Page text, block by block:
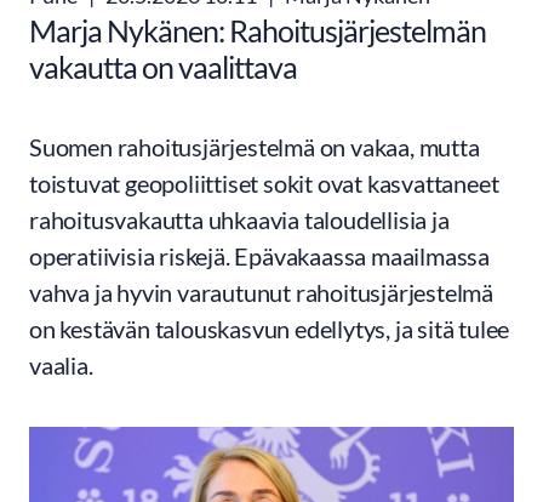
Marja Nykänen: Rahoitusjärjestelmän
vakautta on vaalittava
Suomen rahoitusjärjestelmä on vakaa, mutta
toistuvat geopoliittiset sokit ovat kasvattaneet
rahoitusvakautta uhkaavia taloudellisia ja
operatiivisia riskejä. Epävakaassa maailmassa
vahva ja hyvin varautunut rahoitusjärjestelmä
on kestävän talouskasvun edellytys, ja sitä tulee
vaalia.